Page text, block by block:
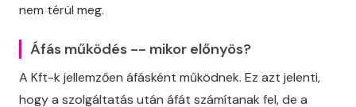
nem térül meg.
Áfás működés -- mikor előnyös?
A Kft-k jellemzően áfásként működnek. Ez azt jelenti,
hogy a szolgáltatás után áfát számítanak fel, de a